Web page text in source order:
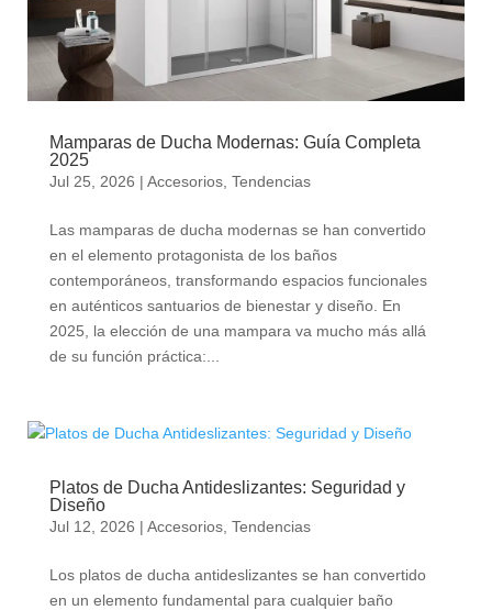
Mamparas de Ducha Modernas: Guía Completa
2025
Jul 25, 2026 | Accesorios, Tendencias
Las mamparas de ducha modernas se han convertido
en el elemento protagonista de los baños
contemporáneos, transformando espacios funcionales
en auténticos santuarios de bienestar y diseño. En
2025, la elección de una mampara va mucho más allá
de su función práctica:...
Platos de Ducha Antideslizantes: Seguridad y
Diseño
Jul 12, 2026 | Accesorios, Tendencias
Los platos de ducha antideslizantes se han convertido
en un elemento fundamental para cualquier baño